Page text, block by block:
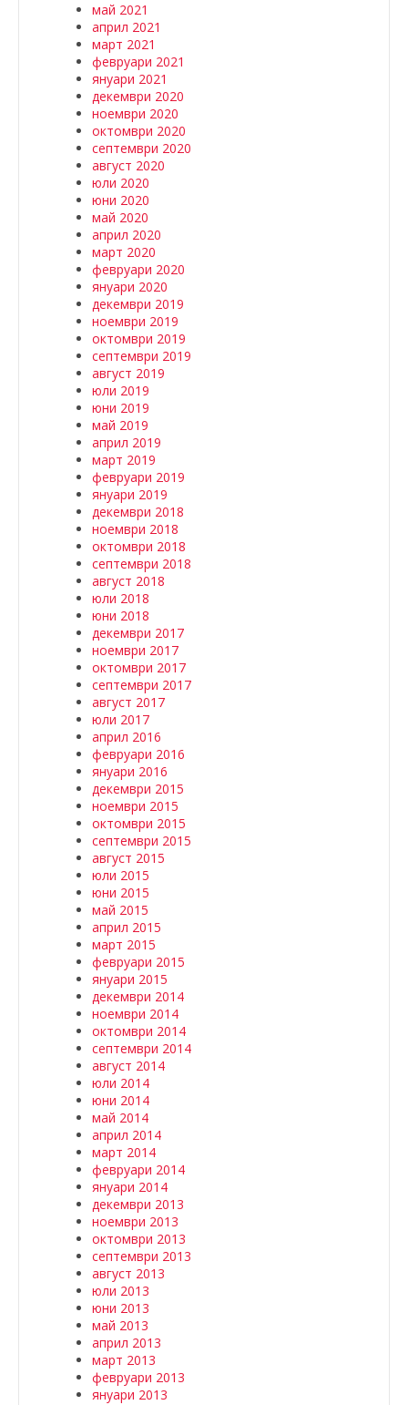
май 2021
април 2021
март 2021
февруари 2021
януари 2021
декември 2020
ноември 2020
октомври 2020
септември 2020
август 2020
юли 2020
юни 2020
май 2020
април 2020
март 2020
февруари 2020
януари 2020
декември 2019
ноември 2019
октомври 2019
септември 2019
август 2019
юли 2019
юни 2019
май 2019
април 2019
март 2019
февруари 2019
януари 2019
декември 2018
ноември 2018
октомври 2018
септември 2018
август 2018
юли 2018
юни 2018
декември 2017
ноември 2017
октомври 2017
септември 2017
август 2017
юли 2017
април 2016
февруари 2016
януари 2016
декември 2015
ноември 2015
октомври 2015
септември 2015
август 2015
юли 2015
юни 2015
май 2015
април 2015
март 2015
февруари 2015
януари 2015
декември 2014
ноември 2014
октомври 2014
септември 2014
август 2014
юли 2014
юни 2014
май 2014
април 2014
март 2014
февруари 2014
януари 2014
декември 2013
ноември 2013
октомври 2013
септември 2013
август 2013
юли 2013
юни 2013
май 2013
април 2013
март 2013
февруари 2013
януари 2013